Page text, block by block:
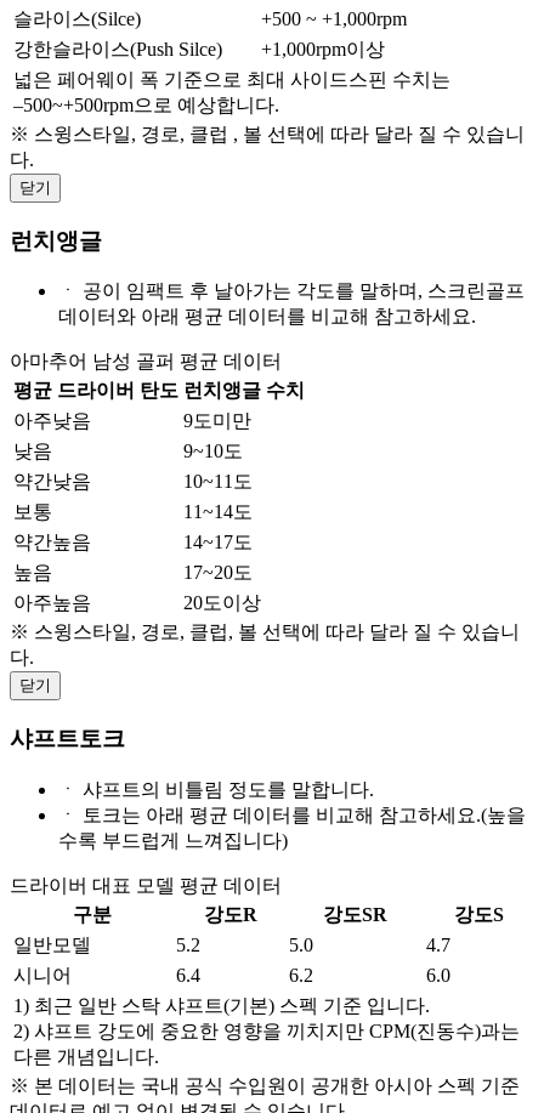
슬라이스(Silce)
+500 ~ +1,000rpm
강한슬라이스(Push Silce)
+1,000rpm이상
넓은 페어웨이 폭 기준으로 최대 사이드스핀 수치는
–500~+500rpm으로 예상합니다.
※ 스윙스타일, 경로, 클럽 , 볼 선택에 따라 달라 질 수 있습니
다.
닫기
런치앵글
ㆍ
공이 임팩트 후 날아가는 각도를 말하며, 스크린골프
데이터와 아래 평균 데이터를 비교해 참고하세요.
아마추어 남성 골퍼 평균 데이터
평균 드라이버 탄도 런치앵글 수치
아주낮음
9도미만
낮음
9~10도
약간낮음
10~11도
보통
11~14도
약간높음
14~17도
높음
17~20도
아주높음
20도이상
※ 스윙스타일, 경로, 클럽, 볼 선택에 따라 달라 질 수 있습니
다.
닫기
샤프트토크
ㆍ
샤프트의 비틀림 정도를 말합니다.
ㆍ
토크는 아래 평균 데이터를 비교해 참고하세요.(높을
수록 부드럽게 느껴집니다)
드라이버 대표 모델 평균 데이터
구분
강도R 강도SR
강도S
일반모델
5.2 5.0
4.7
시니어
6.4 6.2
6.0
1) 최근 일반 스탁 샤프트(기본) 스펙 기준 입니다.
2) 샤프트 강도에 중요한 영향을 끼치지만 CPM(진동수)과는
다른 개념입니다.
※ 본 데이터는 국내 공식 수입원이 공개한 아시아 스펙 기준